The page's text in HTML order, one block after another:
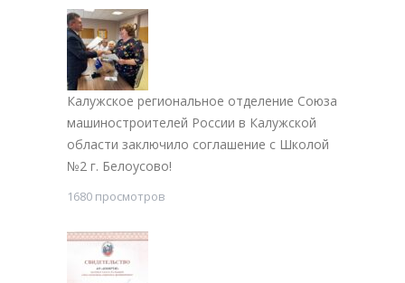
Калужское региональное отделение Союза
машиностроителей России в Калужской
области заключило соглашение с Школой
№2 г. Белоусово!
1680 просмотров